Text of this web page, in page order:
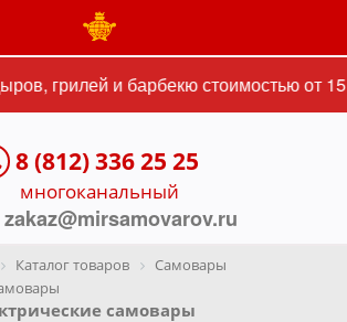
грилей и барбекю стоимостью от
8 (812) 336 25 25
многоканальный
Каталог товаров
Самовары
самовары